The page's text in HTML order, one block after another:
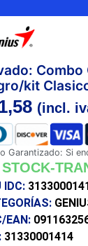
Combo
kit
(incl.
Garantizado: Si
IDC:
EAN:
31330001414